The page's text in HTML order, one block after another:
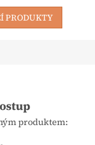
PRODUKTY
produktem: